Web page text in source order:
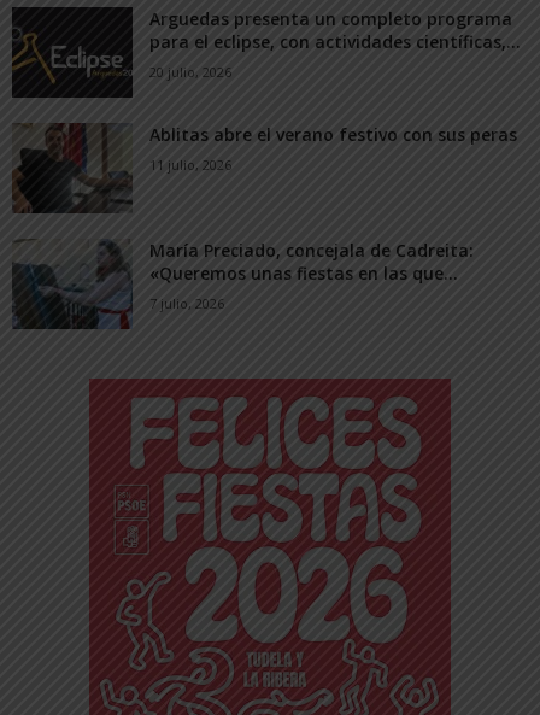
Arguedas presenta un completo programa
para el eclipse, con actividades científicas,...
20 julio, 2026
Ablitas abre el verano festivo con sus peras
11 julio, 2026
María Preciado, concejala de Cadreita:
«Queremos unas fiestas en las que...
7 julio, 2026